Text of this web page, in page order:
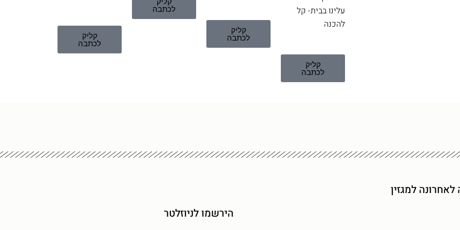
עלינו בבית- קל
להכנה
קליק
לכתבה
קליק
לכתבה
לכתבה
קליק
לכתבה
למגזין
הירשמו לניוזלטר